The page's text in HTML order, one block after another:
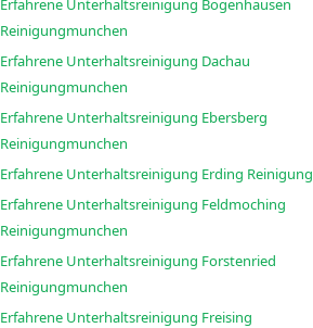
Erfahrene Unterhaltsreinigung Bogenhausen
Reinigungmunchen
Erfahrene Unterhaltsreinigung Dachau
Reinigungmunchen
Erfahrene Unterhaltsreinigung Ebersberg
Reinigungmunchen
Erfahrene
Erfahrene Unterhaltsreinigung Feldmoching
Reinigungmunchen
Erfahrene Unterhaltsreinigung Forstenried
Reinigungmunchen
Erfahrene Unterhaltsreinigung Freising